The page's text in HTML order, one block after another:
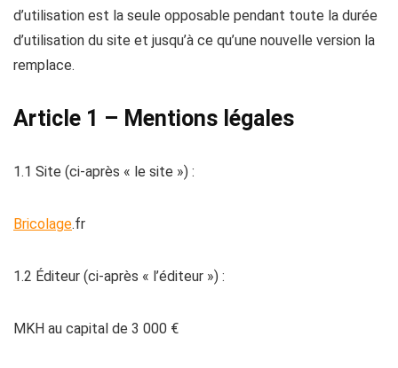
d’utilisation est la seule opposable pendant toute la durée
d’utilisation du site et jusqu’à ce qu’une nouvelle version la
remplace.
Article 1 – Mentions légales
1.1 Site (ci-après « le site ») :
Bricolage.fr
1.2 Éditeur (ci-après « l’éditeur ») :
MKH au capital de 3 000 €